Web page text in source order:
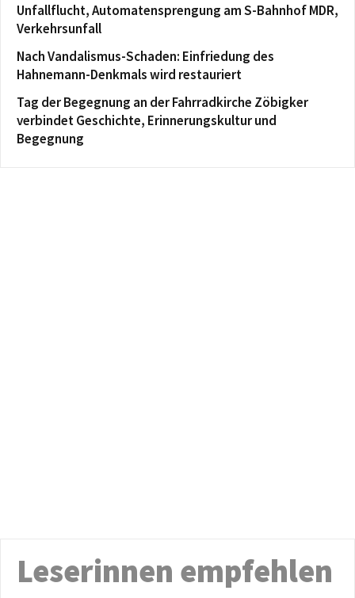
Unfallflucht, Automatensprengung am S-Bahnhof MDR,
Verkehrsunfall
Nach Vandalismus-Schaden: Einfriedung des
Hahnemann-Denkmals wird restauriert
Tag der Begegnung an der Fahrradkirche Zöbigker
verbindet Geschichte, Erinnerungskultur und
Begegnung
Leserinnen empfehlen